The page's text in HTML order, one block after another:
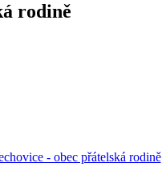
rodině
- obec přátelská rodině